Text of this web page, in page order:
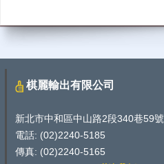
棋麗輸出有限公司
新北市中和區中山路2段340巷59號
電話: (02)2240-5185
傳真: (02)2240-5165